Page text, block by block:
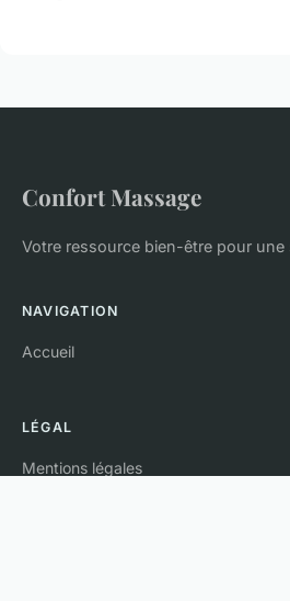
Confort Massage
Votre ressource bien-être pour une
NAVIGATION
Accueil
LÉGAL
Mentions légales